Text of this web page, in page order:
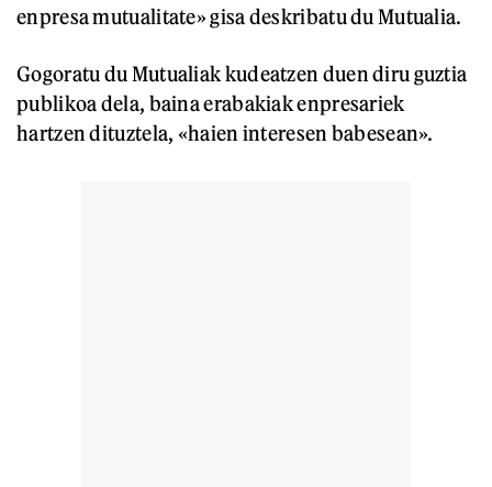
enpresa mutualitate» gisa deskribatu du Mutualia.
Gogoratu du Mutualiak kudeatzen duen diru guztia
publikoa dela, baina erabakiak enpresariek
hartzen dituztela, «haien interesen babesean».